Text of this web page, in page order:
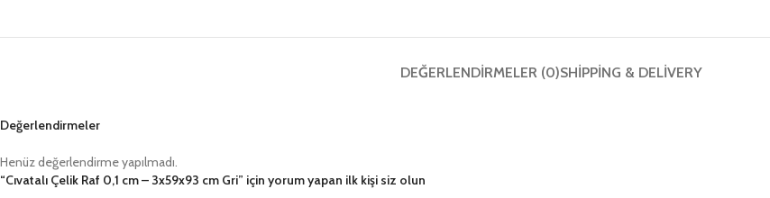
DEĞERLENDIRMELER (0)SHIPPING & DELIVERY
Değerlendirmeler
Henüz değerlendirme yapılmadı.
“Cıvatalı Çelik Raf 0,1 cm – 3x59x93 cm Gri” için yorum yapan ilk kişi siz olun